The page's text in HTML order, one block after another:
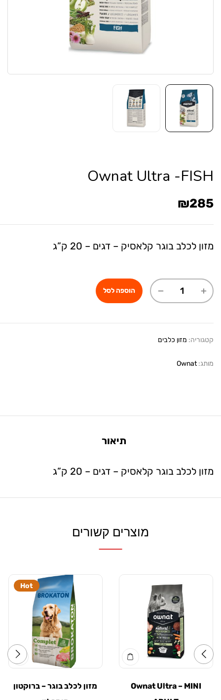
Ownat Ultra -FISH
₪285
מזון לכלב בוגר קלאסיק – דגים – 20 ק”ג
הוספה לסל
קטגוריה: מזון כלבים
מותג:Ownat
תיאור
מזון לכלב בוגר קלאסיק – דגים – 20 ק”ג
מוצרים קשורים
Ownat Ultra – MINI
Hot
מזון לכלב בוגר – ברוקטון